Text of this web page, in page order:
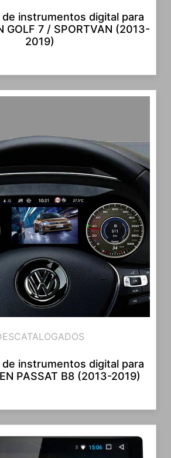
de instrumentos digital para
GOLF 7 / SPORTVAN (2013-
2019)
de instrumentos digital para
PASSAT B8 (2013-2019)